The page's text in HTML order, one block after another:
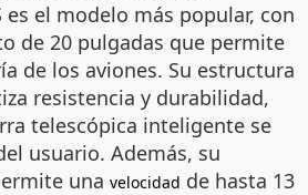
es el modelo más popular, con
de 20 pulgadas que permite
de los aviones. Su estructura
resistencia y durabilidad,
telescópica inteligente se
usuario. Además, su
una velocidad de hasta 13